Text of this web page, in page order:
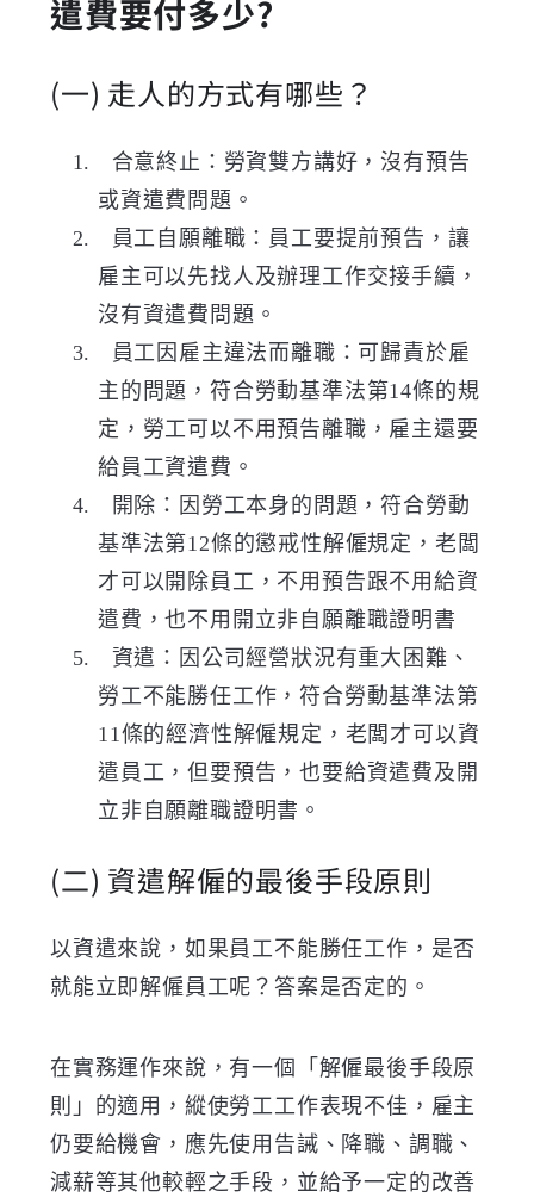
遣費要付多少?
(一) 走人的方式有哪些？
合意終止：勞資雙方講好，沒有預告
或資遣費問題。
員工自願離職：員工要提前預告，讓
雇主可以先找人及辦理工作交接手續，
沒有資遣費問題。
員工因雇主違法而離職：可歸責於雇
主的問題，符合勞動基準法第14條的規
定，勞工可以不用預告離職，雇主還要
給員工資遣費。
開除：因勞工本身的問題，符合勞動
基準法第12條的懲戒性解僱規定，老闆
才可以開除員工，不用預告跟不用給資
遣費，也不用開立非自願離職證明書
資遣：因公司經營狀況有重大困難、
勞工不能勝任工作，符合勞動基準法第
11 條的經濟性解僱規定，老闆才可以資
遣員工，但要預告，也要給資遣費及 開
立非自願離職證明書 。
(二) 資遣解僱的最後手段原則
以資遣來說，如果員工不能勝任工作，是否
就能立即解僱員工呢？答案是否定的。
在實務運作來說，有一個「解僱最後手段原
則」的適用，縱使勞工工作表現不佳，雇主
仍要給機會，應先使用告誡、降職、調職、
減薪等其他較輕之手段，並給予一定的改善